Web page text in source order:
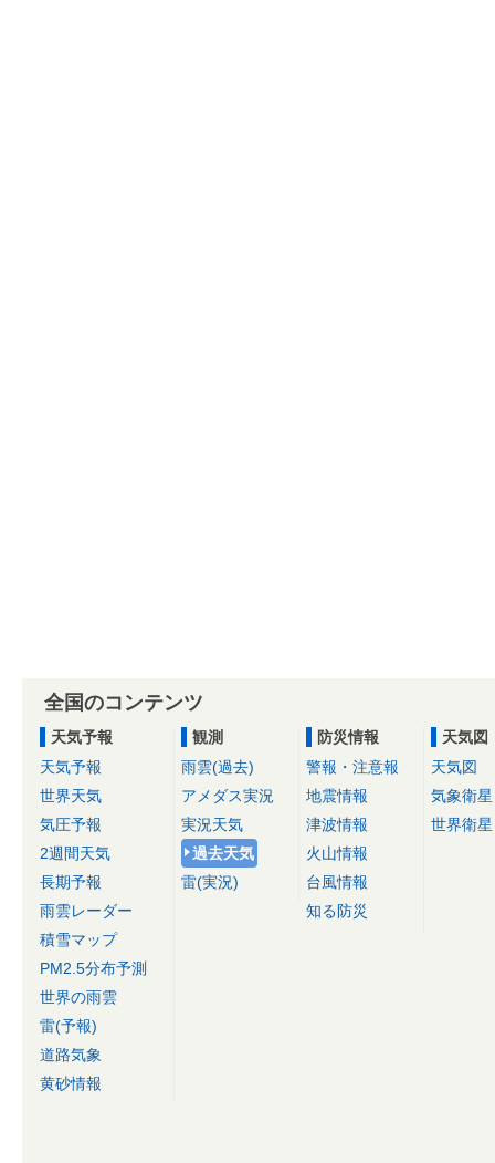
全国のコンテンツ
天気予報
天気予報
世界天気
気圧予報
2週間天気
長期予報
雨雲レーダー
積雪マップ
PM2.5分布予測
世界の雨雲
雷(予報)
道路気象
黄砂情報
観測
雨雲(過去)
アメダス実況
実況天気
過去天気
雷(実況)
防災情報
警報・注意報
地震情報
津波情報
火山情報
台風情報
知る防災
天気図
天気図
気象衛星
世界衛星